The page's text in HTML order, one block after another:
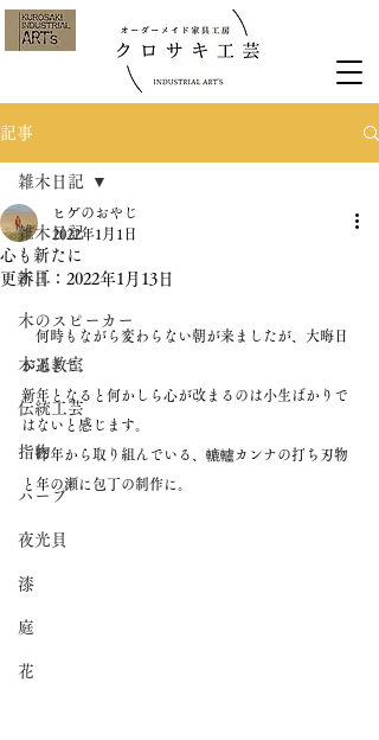
記事
雑木日記
木工
木のスピーカー
木工教室
伝統工芸
指物
ハープ
夜光貝
漆
庭
花
雑木日記
心も新たに
ヒゲのおやじ
2022年1月1日
更新日： 2022年1月13日
何時もながら変わらない朝が来ましたが、大晦日
が過ぎて。
新年となると何かしら心が改まるのは小生ばかりで
はないと感じます。
昨年から取り組んでいる、轆轤カンナの打ち刃物
と年の瀬に包丁の制作に。